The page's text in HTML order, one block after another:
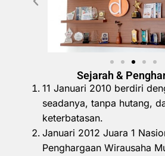
Sejarah &
11 Januari 2010 berdiri
seadanya, tanpa hutang,
keterbatasan.
Januari 2012 Juara 1
Penghargaan Wirausaha